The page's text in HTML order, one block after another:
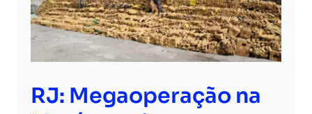
RJ: Megaoperação na